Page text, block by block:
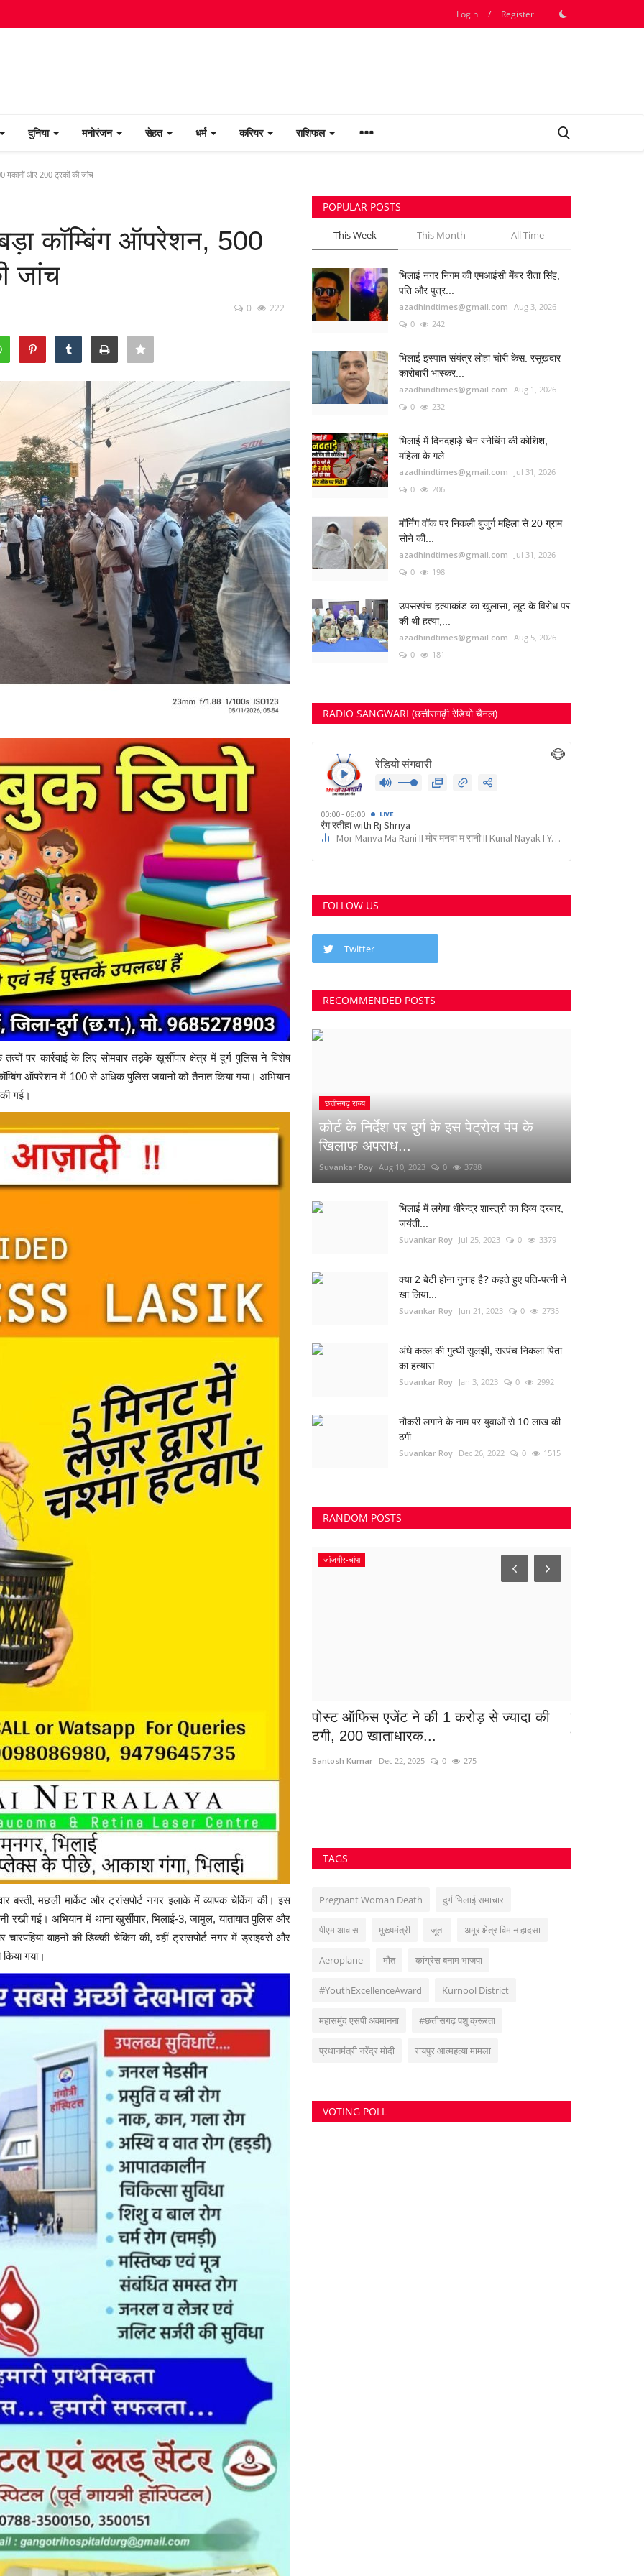
Login / Register
दुनिया मनोरंजन सेहत धर्म करियर राशिफल
मकानों और 200 ट्रकों की जांच
कॉम्बिंग ऑपरेशन, 500
जांच
0 222
पर कार्रवाई के लिए सोमवार तड़के खुर्सीपार क्षेत्र में दुर्ग पुलिस ने विशेष
ऑपरेशन में 100 से अधिक पुलिस जवानों को तैनात किया गया। अभियान
गई।
बस्ती, मछली मार्केट और ट्रांसपोर्ट नगर इलाके में व्यापक चेकिंग की। इस
रखी गई। अभियान में थाना खुर्सीपार, भिलाई-3, जामुल, यातायात पुलिस और
वाहनों की डिक्की चेकिंग की, वहीं ट्रांसपोर्ट नगर में ड्राइवरों और
गया।
POPULAR POSTS
This Week This Month All Time
भिलाई नगर निगम की एमआईसी मेंबर रीता सिंह,
पति और पुत्र...
azadhindtimes@gmail.com Aug 3, 2026
0
242
भिलाई इस्पात संयंत्र लोहा चोरी केस: रसूखदार
कारोबारी भास्कर...
azadhindtimes@gmail.com Aug 1, 2026
0
232
भिलाई में दिनदहाड़े चेन स्नेचिंग की कोशिश,
महिला के गले...
azadhindtimes@gmail.com
Jul 31, 2026
0
206
मॉर्निंग वॉक पर निकली बुजुर्ग महिला से 20 ग्राम
सोने की...
azadhindtimes@gmail.com
Jul 31, 2026
0
198
उपसरपंच हत्याकांड का खुलासा, लूट के विरोध पर
की थी हत्या,...
azadhindtimes@gmail.com Aug 5, 2026
0
181
RADIO SANGWARI (छत्तीसगढ़ी रेडियो चैनल)
FOLLOW US
Twitter
RECOMMENDED POSTS
छत्तीसगढ़ राज्य
कोर्ट के निर्देश पर दुर्ग के इस पेट्रोल पंप के
खिलाफ अपराध...
Suvankar Roy Aug 10, 2023 0 3788
भिलाई में लगेगा धीरेन्द्र शास्त्री का दिव्य दरबार,
जयंती...
Suvankar Roy Jul 25, 2023 0 3379
क्या 2 बेटी होना गुनाह है? कहते हुए पति-पत्नी ने
खा लिया...
Suvankar Roy Jun 21, 2023 0 2735
अंधे कत्ल की गुत्थी सुलझी, सरपंच निकला पिता
का हत्यारा
Suvankar Roy Jan 3, 2023 0 2992
नौकरी लगाने के नाम पर युवाओं से 10 लाख की
ठगी
Suvankar Roy Dec 26, 2022 0 1515
RANDOM POSTS
उतई
महासमुंद
वाहन चेकिंग के दौरान बड़ी कार्रवाई, ओडिशा से आ
रही कार...
Santosh Kumar Mar 17, 2026 0 271
जांजगीर-चांपा
पोस्ट ऑफिस एजेंट ने की 1 करोड़ से ज्यादा की
ठगी, 200 खाताधारक...
Santosh Kumar Dec 22, 2025 0 275
TAGS
Pregnant Woman Death दुर्ग भिलाई समाचार
पीएम आवास मुख्यमंत्री जूता अमूर क्षेत्र विमान हादसा
Aeroplane मौत कांग्रेस बनाम भाजपा
#YouthExcellenceAward Kur­nool District
महासमुंद एसपी अवमानना #छत्तीसगढ़ पशु क्रूरता
प्रधानमंत्री नरेंद्र मोदी रायपुर आत्महत्या मामला
VOTING POLL